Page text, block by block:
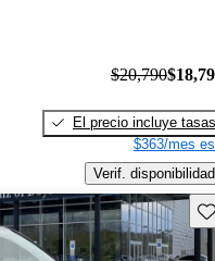
$20,790
El precio incluye tasas
$363/mes
Verif. disponibilidad